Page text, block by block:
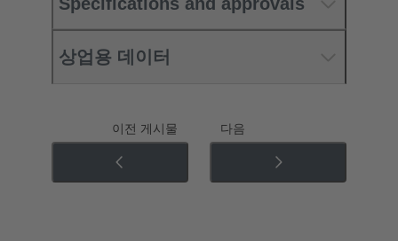
상업용 데이터
이전 게시물 다음